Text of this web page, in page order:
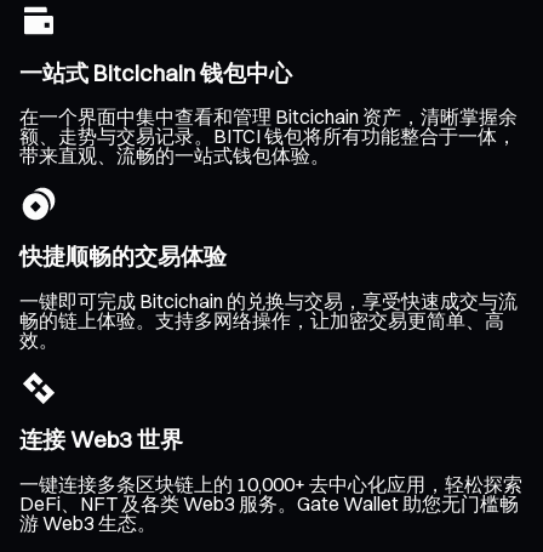
一站式 Bitcichain 钱包中心
在一个界面中集中查看和管理 Bitcichain 资产，清晰掌握余
额、走势与交易记录。BITCI 钱包将所有功能整合于一体，
带来直观、流畅的一站式钱包体验。
快捷顺畅的交易体验
一键即可完成 Bitcichain 的兑换与交易，享受快速成交与流
畅的链上体验。支持多网络操作，让加密交易更简单、高
效。
连接 Web3 世界
一键连接多条区块链上的 10,000+ 去中心化应用，轻松探索
DeFi、NFT 及各类 Web3 服务。Gate Wallet 助您无门槛畅
游 Web3 生态。